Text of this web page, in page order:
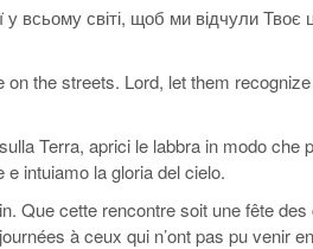
всьому світі, щоб ми відчули Твоє
the streets. Lord, let them
Terra, aprici le labbra in modo che
intuiamo la gloria del cielo.
Que cette rencontre soit une fête
à ceux qui n’ont pas pu venir